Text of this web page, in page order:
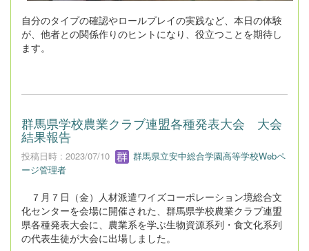
自分のタイプの確認やロールプレイの実践など、本日の体験
が、他者との関係作りのヒントになり、役立つことを期待し
ます。
群馬県学校農業クラブ連盟各種発表大会 大会
結果報告
投稿日時 : 2023/07/10
群馬県立安中総合学園高等学校Webペ
ージ管理者
７月７日（金）人材派遣ワイズコーポレーション境総合文
化センターを会場に開催された、群馬県学校農業クラブ連盟
県各種発表大会に、農業系を学ぶ生物資源系列・食文化系列
の代表生徒が大会に出場しました。